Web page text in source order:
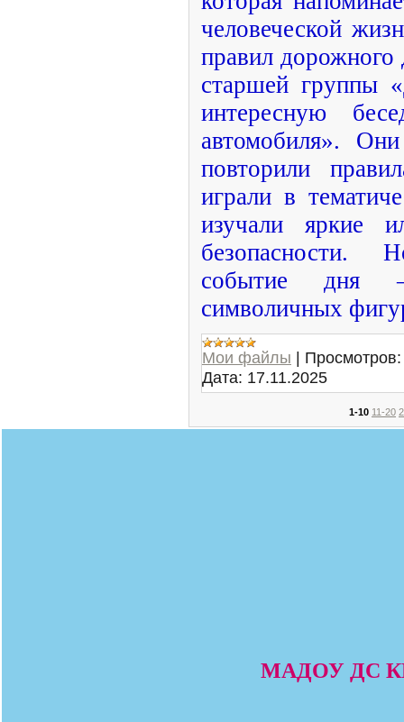
человеческой
правил
старшей группы
интересную
автомобиля».
повторили
играли в
изучали яркие
безопасности.
событие дня
символичных
Мои файлы | Просмотров:
Дата: 17.11.2025
1-10 11-20
МАДОУ ДС